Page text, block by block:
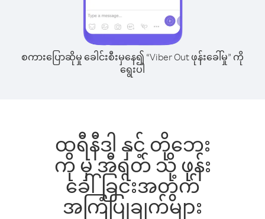
စကားပြောဆိုမှု ခေါင်းစီးမှနေ၍ “Viber Out ဖုန်းခေါ်မှု” ကို
ရွေးပါ
ထရီနီဒါ နှင့် တိုဘေး
ကို မှ အီရတ် သို့ ဖုန်း
ခေါ်ခြင်းအတွက်
အကြံပြုချက်များ